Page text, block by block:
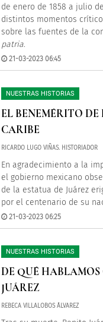
de enero de 1858 a julio
distintos momentos
sobre las fuentes de la
patria.
21-03-2023 06:45
NUESTRAS HISTORIAS
EL BENEMÉRITO
CARIBE
RICARDO LUGO VIÑAS. HISTORIADOR
En agradecimiento a la
el gobierno mexicano
de la estatua de Juárez
por el centenario de su
21-03-2023 06:25
NUESTRAS HISTORIAS
DE QUÉ
JUÁREZ
REBECA VILLALOBOS ÁLVAREZ